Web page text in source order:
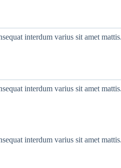
interdum varius sit amet
interdum varius sit amet
interdum varius sit amet